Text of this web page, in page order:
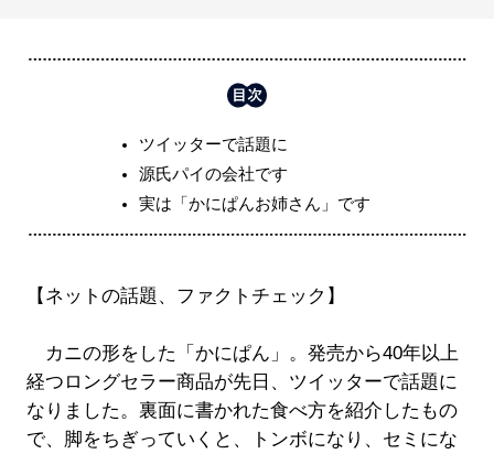
ツイッターで話題に
源氏パイの会社です
実は「かにぱんお姉さん」です
【ネットの話題、ファクトチェック】
カニの形をした「かにぱん」。発売から40年以上
経つロングセラー商品が先日、ツイッターで話題に
なりました。裏面に書かれた食べ方を紹介したもの
で、脚をちぎっていくと、トンボになり、セミにな